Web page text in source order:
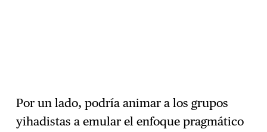
Por un lado, podría animar a los grupos
yihadistas a emular el enfoque pragmático